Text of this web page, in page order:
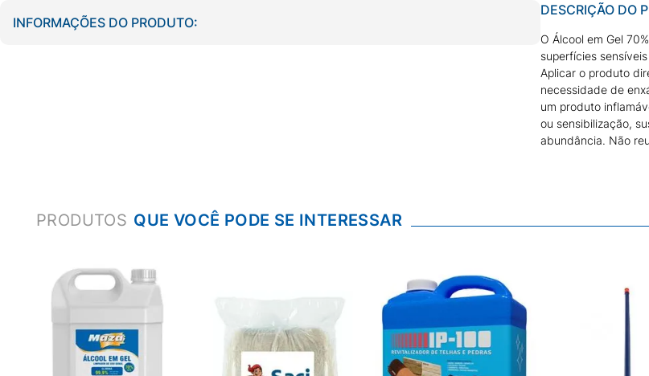
INFORMAÇÕES DO PRODUTO:
DESCRIÇÃO DO
O Álcool em Gel
superfícies
Aplicar o produto
necessidade de
um produto
ou sensibilização,
abundância. Não
PRODUTOS